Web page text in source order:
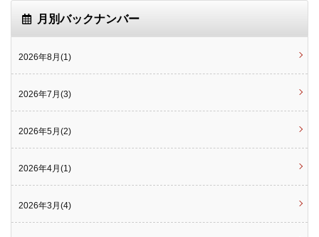
月別バックナンバー
2026年8月(1)
2026年7月(3)
2026年5月(2)
2026年4月(1)
2026年3月(4)